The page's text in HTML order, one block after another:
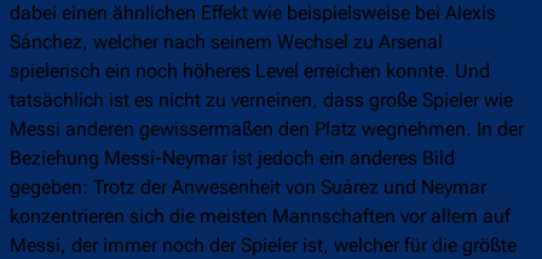
dabei einen ähnlichen Effekt wie beispielsweise bei Alexis
Sánchez, welcher nach seinem Wechsel zu Arsenal
spielerisch ein noch höheres Level erreichen konnte. Und
tatsächlich ist es nicht zu verneinen, dass große Spieler wie
Messi anderen gewissermaßen den Platz wegnehmen. In der
Beziehung Messi-Neymar ist jedoch ein anderes Bild
gegeben: Trotz der Anwesenheit von Suárez und Neymar
konzentrieren sich die meisten Mannschaften vor allem auf
Messi, der immer noch der Spieler ist, welcher für die größte